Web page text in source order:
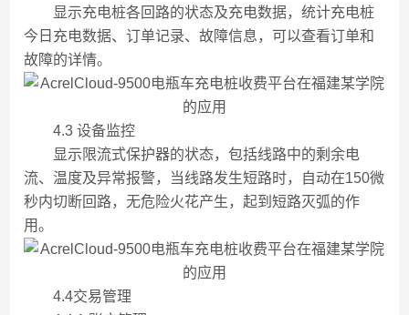
显示充电桩各回路的状态及充电数据，统计充电桩
今日充电数据、订单记录、故障信息，可以查看订单和
故障的详情。
4.3 设备监控
显示限流式保护器的状态，包括线路中的剩余电
流、温度及异常报警，当线路发生短路时，自动在150微
秒内切断回路，无危险火花产生，起到短路灭弧的作
用。
4.4交易管理